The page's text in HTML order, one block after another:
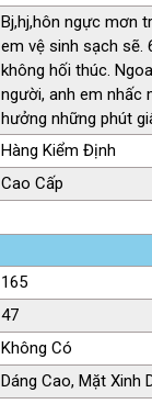
Bj,hj,hôn ngực mơn
em vệ sinh sạch sẽ.
không hối thúc.
người, anh em nhấc
hưởng những phút
Hàng Kiểm Định
Cao Cấp
165
47
Không Có
Dáng Cao, Mặt Xinh